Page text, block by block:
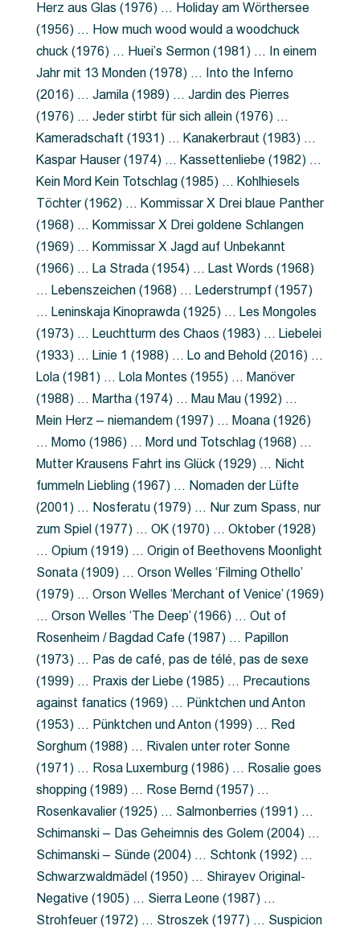
Herz aus Glas (1976) … Holiday am Wörthersee
(1956) … How much wood would a woodchuck
chuck (1976) … Huei’s Sermon (1981) … In einem
Jahr mit 13 Monden (1978) … Into the Inferno
(2016) … Jamila (1989) … Jardin des Pierres
(1976) … Jeder stirbt für sich allein (1976) …
Kameradschaft (1931) … Kanakerbraut (1983) …
Kaspar Hauser (1974) … Kassettenliebe (1982) …
Kein Mord Kein Totschlag (1985) … Kohlhiesels
Töchter (1962) … Kommissar X Drei blaue Panther
(1968) … Kommissar X Drei goldene Schlangen
(1969) … Kommissar X Jagd auf Unbekannt
(1966) … La Strada (1954) … Last Words (1968)
… Lebenszeichen (1968) … Lederstrumpf (1957)
… Leninskaja Kinoprawda (1925) … Les Mongoles
(1973) … Leuchtturm des Chaos (1983) … Liebelei
(1933) … Linie 1 (1988) … Lo and Behold (2016) …
Lola (1981) … Lola Montes (1955) … Manöver
(1988) … Martha (1974) … Mau Mau (1992) …
Mein Herz – niemandem (1997) … Moana (1926)
… Momo (1986) … Mord und Totschlag (1968) …
Mutter Krausens Fahrt ins Glück (1929) … Nicht
fummeln Liebling (1967) … Nomaden der Lüfte
(2001) … Nosferatu (1979) … Nur zum Spass, nur
zum Spiel (1977) … OK (1970) … Oktober (1928)
… Opium (1919) … Origin of Beethovens Moonlight
Sonata (1909) … Orson Welles ‘Filming Othello’
(1979) … Orson Welles ‘Merchant of Venice’ (1969)
… Orson Welles ‘The Deep’ (1966) … Out of
Rosenheim / Bagdad Cafe (1987) … Papillon
(1973) … Pas de café, pas de télé, pas de sexe
(1999) … Praxis der Liebe (1985) … Precautions
against fanatics (1969) … Pünktchen und Anton
(1953) … Pünktchen und Anton (1999) … Red
Sorghum (1988) … Rivalen unter roter Sonne
(1971) … Rosa Luxemburg (1986) … Rosalie goes
shopping (1989) … Rose Bernd (1957) …
Rosenkavalier (1925) … Salmonberries (1991) …
Schimanski – Das Geheimnis des Golem (2004) …
Schimanski – Sünde (2004) … Schtonk (1992) …
Schwarzwaldmädel (1950) … Shirayev Original-
Negative (1905) … Sierra Leone (1987) …
Strohfeuer (1972) … Stroszek (1977) … Suspicion